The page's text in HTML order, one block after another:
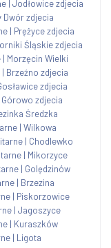
Jodłowice zdjecia
Dwór zdjecia
| Prężyce zdjecia
Śląskie zdjecia
| Morzęcin Wielki
| Brzeźno zdjecia
zdjecia
Górowo zdjecia
Średzka
| Wilkowa
| Chodlewko
| Mikorzyce
| Golędzinów
| Brzezina
| Piskorzowice
| Jagoszyce
| Kuraszków
| Ligota